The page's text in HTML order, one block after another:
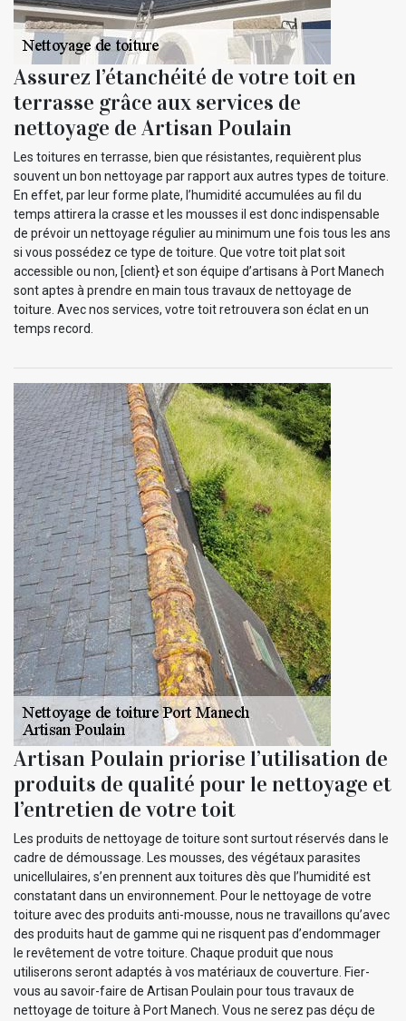
Assurez l’étanchéité de votre toit en
terrasse grâce aux services de
nettoyage de Artisan Poulain
Les toitures en terrasse, bien que résistantes, requièrent plus
souvent un bon nettoyage par rapport aux autres types de toiture.
En effet, par leur forme plate, l’humidité accumulées au fil du
temps attirera la crasse et les mousses il est donc indispensable
de prévoir un nettoyage régulier au minimum une fois tous les ans
si vous possédez ce type de toiture. Que votre toit plat soit
accessible ou non, [client} et son équipe d’artisans à Port Manech
sont aptes à prendre en main tous travaux de nettoyage de
toiture. Avec nos services, votre toit retrouvera son éclat en un
temps record.
Artisan Poulain priorise l’utilisation de
produits de qualité pour le nettoyage et
l’entretien de votre toit
Les produits de nettoyage de toiture sont surtout réservés dans le
cadre de démoussage. Les mousses, des végétaux parasites
unicellulaires, s’en prennent aux toitures dès que l’humidité est
constatant dans un environnement. Pour le nettoyage de votre
toiture avec des produits anti-mousse, nous ne travaillons qu’avec
des produits haut de gamme qui ne risquent pas d’endommager
le revêtement de votre toiture. Chaque produit que nous
utiliserons seront adaptés à vos matériaux de couverture. Fier-
vous au savoir-faire de Artisan Poulain pour tous travaux de
nettoyage de toiture à Port Manech. Vous ne serez pas déçu de